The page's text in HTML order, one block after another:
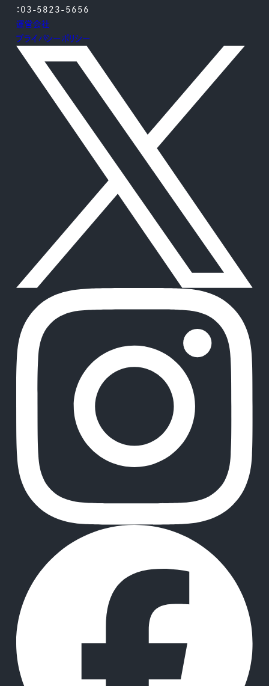
：03-5823-5656
運営会社
プライバシーポリシー